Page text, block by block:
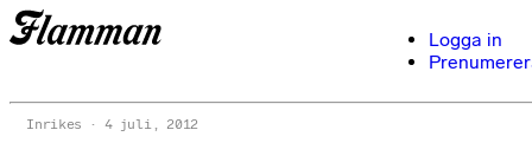
Logga in
Inrikes 4 juli, 2012